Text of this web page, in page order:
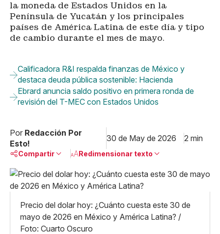
la moneda de Estados Unidos en la
Península de Yucatán y los principales
países de América Latina de este día y tipo
de cambio durante el mes de mayo.
Calificadora R&I respalda finanzas de México y
destaca deuda pública sostenible: Hacienda
Ebrard anuncia saldo positivo en primera ronda de
revisión del T-MEC con Estados Unidos
Por Redacción Por
Esto!
30 de May de 2026 2 min
Compartir
Linkedin
X
Whatsapp
Copiar enlace
Redimensionar texto
Pequeño
Mediano
Grande
Precio del dolar hoy: ¿Cuánto cuesta este 30 de
mayo de 2026 en México y América Latina? /
Foto: Cuarto Oscuro